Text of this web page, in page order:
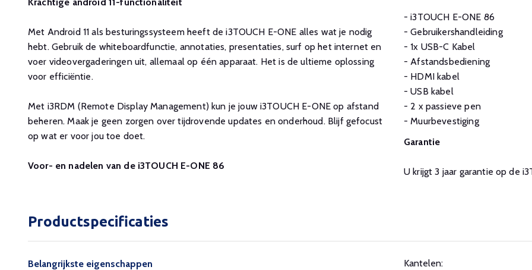
Met Android 11 als besturingssysteem heeft de i3TOUCH E-ONE alles wat je nodig
hebt. Gebruik de whiteboardfunctie, annotaties, presentaties, surf op het internet en
voer videovergaderingen uit, allemaal op één apparaat. Het is de ultieme oplossing
voor efficiëntie.
Met i3RDM (Remote Display Management) kun je jouw i3TOUCH E-ONE op afstand
beheren. Maak je geen zorgen over tijdrovende updates en onderhoud. Blijf gefocust
op wat er voor jou toe doet.
Voor- en nadelen van de i3TOUCH E-ONE 86
- i3TOUCH E-ONE 86
- Gebruikershandleiding
- 1x USB-C Kabel
- Afstandsbediening
- HDMI kabel
- USB kabel
- 2 x passieve pen
- Muurbevestiging
Garantie
U krijgt 3 jaar garantie op de
Productspecificaties
Belangrijkste eigenschappen
Kantelen: